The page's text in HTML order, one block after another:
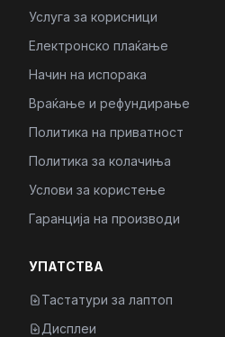
Услуга за корисници
Електронско плаќање
Начин на испорака
Враќање и рефундирање
Политика на приватност
Политика за колачиња
Услови за користење
Гаранција на производи
УПАТСТВА
Тастатури за лаптоп
Дисплеи